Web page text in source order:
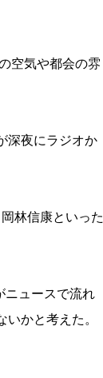
空気や都会の雰
深夜にラジオか
林信康といった
ニュースで流れ
かと考えた。